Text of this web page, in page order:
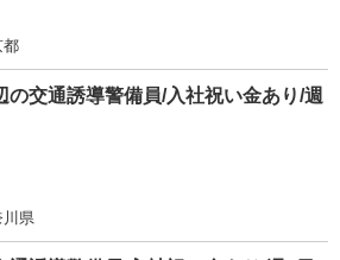
都
の交通誘導警備員/入社祝い金あり/週
川県